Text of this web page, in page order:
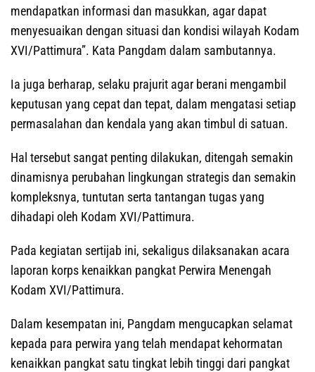
mendapatkan informasi dan masukkan, agar dapat
menyesuaikan dengan situasi dan kondisi wilayah Kodam
XVI/Pattimura”. Kata Pangdam dalam sambutannya.
Ia juga berharap, selaku prajurit agar berani mengambil
keputusan yang cepat dan tepat, dalam mengatasi setiap
permasalahan dan kendala yang akan timbul di satuan.
Hal tersebut sangat penting dilakukan, ditengah semakin
dinamisnya perubahan lingkungan strategis dan semakin
kompleksnya, tuntutan serta tantangan tugas yang
dihadapi oleh Kodam XVI/Pattimura.
Pada kegiatan sertijab ini, sekaligus dilaksanakan acara
laporan korps kenaikkan pangkat Perwira Menengah
Kodam XVI/Pattimura.
Dalam kesempatan ini, Pangdam mengucapkan selamat
kepada para perwira yang telah mendapat kehormatan
kenaikkan pangkat satu tingkat lebih tinggi dari pangkat